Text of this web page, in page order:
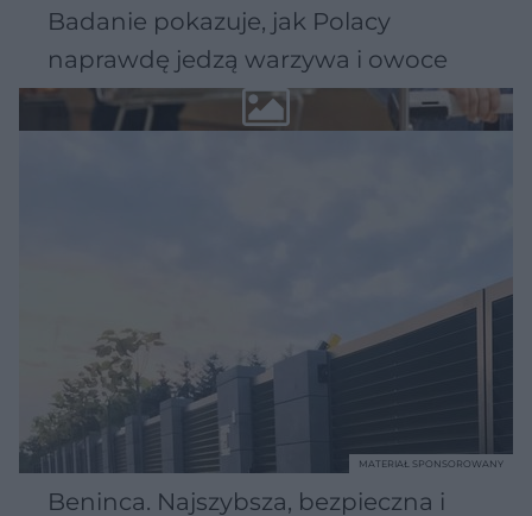
Badanie pokazuje, jak Polacy
naprawdę jedzą warzywa i owoce
Beninca. Najszybsza, bezpieczna i
MATERIAŁ SPONSOROWANY